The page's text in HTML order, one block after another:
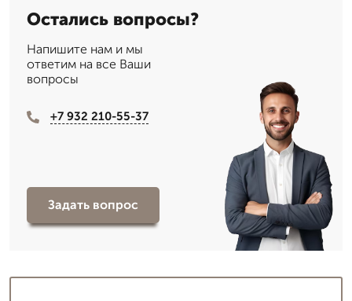
Остались вопросы?
Напишите нам и мы
ответим на все Ваши
вопросы
+7 932 210-55-37
Задать вопрос